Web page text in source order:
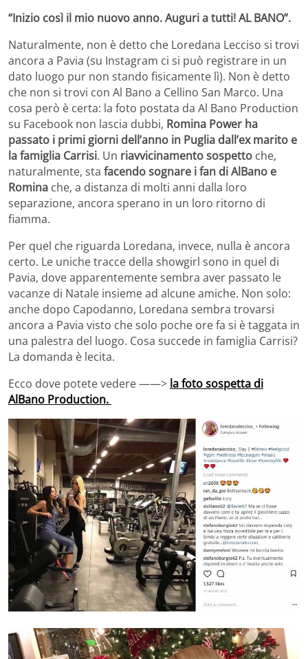
“Inizio così il mio nuovo anno. Auguri a tutti! AL BANO”.
Naturalmente, non è detto che Loredana Lecciso si trovi
ancora a Pavia (su Instagram ci si può registrare in un
dato luogo pur non stando fisicamente lì). Non è detto
che non si trovi con Al Bano a Cellino San Marco. Una
cosa però è certa: la foto postata da Al Bano Production
su Facebook non lascia dubbi, Romina Power ha
passato i primi giorni dell’anno in Puglia dall’ex marito e
la famiglia Carrisi. Un riavvicinamento sospetto che,
naturalmente, sta facendo sognare i fan di AlBano e
Romina che, a distanza di molti anni dalla loro
separazione, ancora sperano in un loro ritorno di
fiamma.
Per quel che riguarda Loredana, invece, nulla è ancora
certo. Le uniche tracce della showgirl sono in quel di
Pavia, dove apparentemente sembra aver passato le
vacanze di Natale insieme ad alcune amiche. Non solo:
anche dopo Capodanno, Loredana sembra trovarsi
ancora a Pavia visto che solo poche ore fa si è taggata in
una palestra del luogo. Cosa succede in famiglia Carrisi?
La domanda è lecita.
Ecco dove potete vedere ——> la foto sospetta di
AlBano Production.